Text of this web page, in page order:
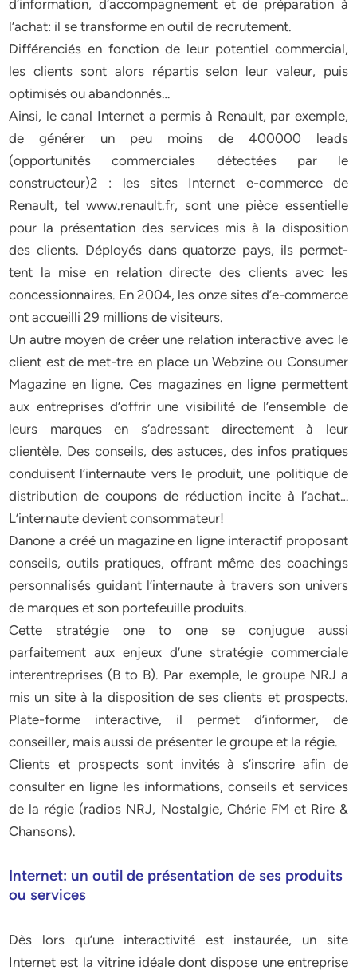
d’information, d’accompagnement et de préparation à
l’achat: il se transforme en outil de recrutement.
Différenciés en fonction de leur potentiel commercial,
les clients sont alors répartis selon leur valeur, puis
optimisés ou abandonnés…
Ainsi, le canal Internet a permis à Renault, par exemple,
de générer un peu moins de 400000 leads
(opportunités commerciales détectées par le
constructeur)2 : les sites Internet e-commerce de
Renault, tel www.renault.fr, sont une pièce essentielle
pour la présentation des services mis à la disposition
des clients. Déployés dans quatorze pays, ils permet-
tent la mise en relation directe des clients avec les
concessionnaires. En 2004, les onze sites d’e-commerce
ont accueilli 29 millions de visiteurs.
Un autre moyen de créer une relation interactive avec le
client est de met-tre en place un Webzine ou Consumer
Magazine en ligne. Ces magazines en ligne permettent
aux entreprises d’offrir une visibilité de l’ensemble de
leurs marques en s’adressant directement à leur
clientèle. Des conseils, des astuces, des infos pratiques
conduisent l’internaute vers le produit, une politique de
distribution de coupons de réduction incite à l’achat…
L’internaute devient consommateur!
Danone a créé un magazine en ligne interactif proposant
conseils, outils pratiques, offrant même des coachings
personnalisés guidant l’internaute à travers son univers
de marques et son portefeuille produits.
Cette stratégie one to one se conjugue aussi
parfaitement aux enjeux d’une stratégie commerciale
interentreprises (B to B). Par exemple, le groupe NRJ a
mis un site à la disposition de ses clients et prospects.
Plate-forme interactive, il permet d’informer, de
conseiller, mais aussi de présenter le groupe et la régie.
Clients et prospects sont invités à s’inscrire afin de
consulter en ligne les informations, conseils et services
de la régie (radios NRJ, Nostalgie, Chérie FM et Rire &
Chansons).
Internet: un outil de présentation de ses produits
ou services
Dès lors qu’une interactivité est instaurée, un site
Internet est la vitrine idéale dont dispose une entreprise